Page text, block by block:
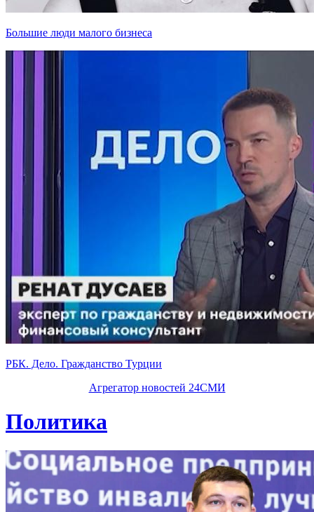
Большие люди малого бизнеса
РБК. Дело. Гражданство Турции
Агрегатор новостей 24СМИ
Политика